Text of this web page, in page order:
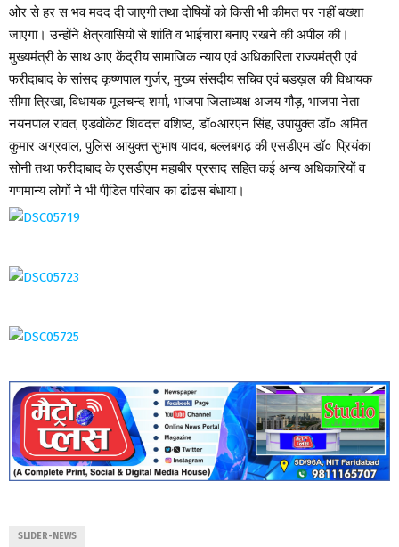
ओर से हर स भव मदद दी जाएगी तथा दोषियों को किसी भी कीमत पर नहीं बख्शा
जाएगा। उन्होंने क्षेत्रवासियों से शांति व भाईचारा बनाए रखने की अपील की।
मुख्यमंत्री के साथ आए केंद्रीय सामाजिक न्याय एवं अधिकारिता राज्यमंत्री एवं
फरीदाबाद के सांसद कृष्णपाल गुर्जर, मुख्य संसदीय सचिव एवं बडख़ल की विधायक
सीमा त्रिखा, विधायक मूलचन्द शर्मा, भाजपा जिलाध्यक्ष अजय गौड़, भाजपा नेता
नयनपाल रावत, एडवोकेट शिवदत्त वशिष्ठ, डॉ०आरएन सिंह, उपायुक्त डॉ० अमित
कुमार अग्रवाल, पुलिस आयुक्त सुभाष यादव, बल्लबगढ़ की एसडीएम डॉ० प्रियंका
सोनी तथा फरीदाबाद के एसडीएम महाबीर प्रसाद सहित कई अन्य अधिकारियों व
गणमान्य लोगों ने भी पीडि़त परिवार का ढांढस बंधाया।
SLIDER-NEWS